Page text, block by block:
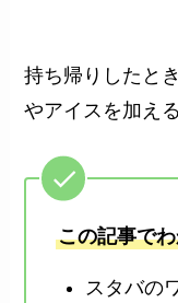
持ち帰りしたと
やアイスを加え
この記事で
スタバの